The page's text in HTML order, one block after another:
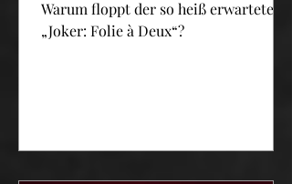
Warum floppt der so heiß erwartete
„Joker: Folie à Deux“?